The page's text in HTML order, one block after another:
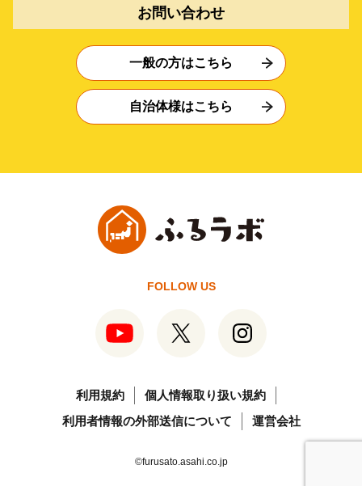
お問い合わせ
一般の方はこちら
自治体様はこちら
FOLLOW US
利用規約
個人情報取り扱い規約
利用者情報の外部送信について
運営会社
©furusato.asahi.co.jp